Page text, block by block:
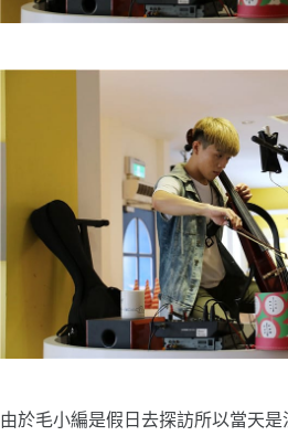
由於毛小編是假日去探訪所以當天